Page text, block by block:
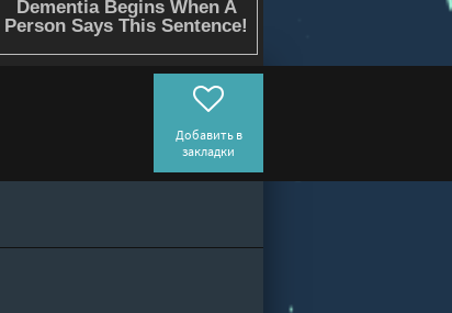
Добавить в
закладки